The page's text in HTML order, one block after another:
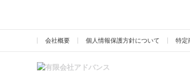
会社概要 個人情報保護方針について 特定